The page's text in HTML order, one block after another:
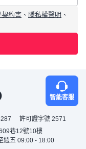
契約書 、 隱私權聲明 、
智能客服
許可證字號 2571
巷12號10樓
週五 09:00 - 18:00